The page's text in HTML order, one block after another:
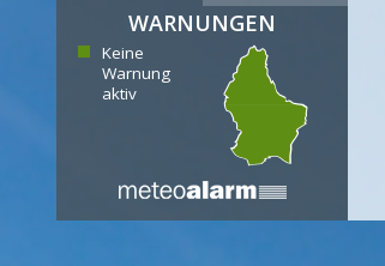
WARNUNGEN
Keine
Warnung
aktiv